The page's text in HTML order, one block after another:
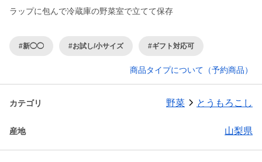
ラップに包んで冷蔵庫の野菜室で立てて保存
#新◯◯ #お試し/小サイズ #ギフト対応可
商品タイプについて（予約商品）
カテゴリ 野菜 とうもろこし
産地 山梨県